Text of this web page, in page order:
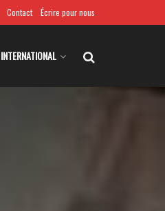
Contact Écrire pour nous
INTERNATIONAL